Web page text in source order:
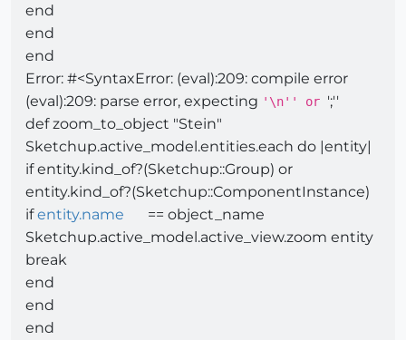
end
end
end
Error: #<SyntaxError: (eval):209: compile error
(eval):209: parse error, expecting '\n'' or ';''
def zoom_to_object "Stein"
Sketchup.active_model.entities.each do |entity|
if entity.kind_of?(Sketchup::Group) or
entity.kind_of?(Sketchup::ComponentInstance)
ifentity.name
== object_name
Sketchup.active_model.active_view.zoom entity
break
end
end
end